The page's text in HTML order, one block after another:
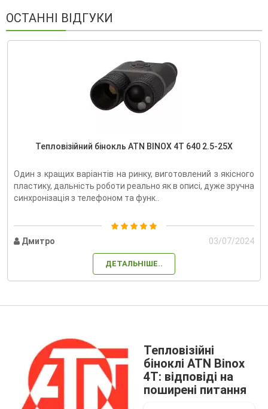
ОСТАННІ ВІДГУКИ
Тепловізійний бінокль ATN BINOX 4T 640 2.5-25X
Один з кращих варіантів на ринку, виготовлений з якісного
пластику, дальність роботи реально як в описі, дуже зручна
синхронізація з телефоном та функ..
Дмитро 03/07/2024
ДЕТАЛЬНІШЕ..
Тепловізійні
біноклі ATN Binox
4T: відповіді на
поширені питання